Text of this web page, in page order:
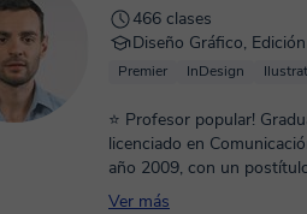
466 clases
Diseño Gráfico,
Premier InDesign
⭐ Profesor popular!
licenciado en
año 2009, con un
trabajando activamente en
Ver más